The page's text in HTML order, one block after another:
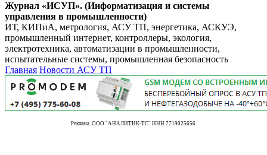
Журнал «ИСУП». (Информатизация и системы
управления в промышленности)
ИТ, КИПиА, метрология, АСУ ТП, энергетика, АСКУЭ,
промышленный интернет, контроллеры, экология,
электротехника, автоматизации в промышленности,
испытательные системы, промышленная безопасность
Главная Новости АСУ ТП
Реклама. ООО "АНАЛИТИК-ТС" ИНН 7719025656